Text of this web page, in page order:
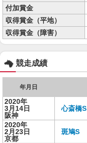
付加賞金
収得賞金（平地）
収得賞金（障害）
競走成績
年月日
2020年
3月14日
阪神
心斎橋S
2020年
2月23日
京都
斑鳩S